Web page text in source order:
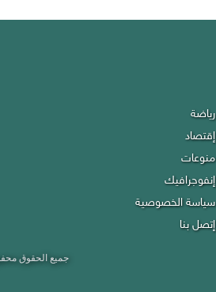
Economy
Miscellany
Infographics
Privacy policy
Contact Us
© Debriefer 2020
رياضة
إقتصاد
منوعات
إنفوجرافيك
سياسة الخصوصية
إتصل بنا
جميع الحقوق